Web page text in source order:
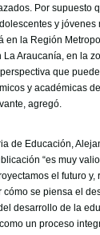
Por supuesto
y jóvenes
en la Región
La Araucanía, en la
que
y académicas
agregó.
de Educación,
“es muy
el futuro y,
se piensa el
desarrollo de la
un proceso